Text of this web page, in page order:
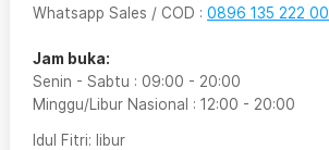
Whatsapp Sales / COD : 0896 135 222 00
Jam buka:
Senin - Sabtu : 09:00 - 20:00
Minggu/Libur Nasional : 12:00 - 20:00
Idul Fitri: libur